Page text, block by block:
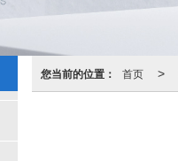
您当前的位置： 首页 >